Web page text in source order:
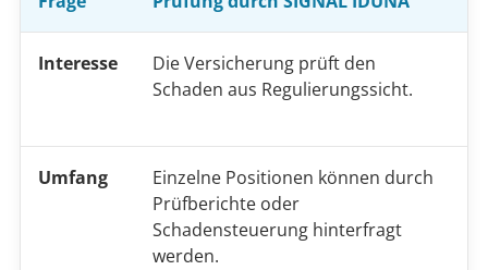
Interesse
Die Versicherung prüft den
Schaden aus Regulierungssicht.
Umfang
Einzelne Positionen können durch
Prüfberichte oder
Schadensteuerung hinterfragt
werden.